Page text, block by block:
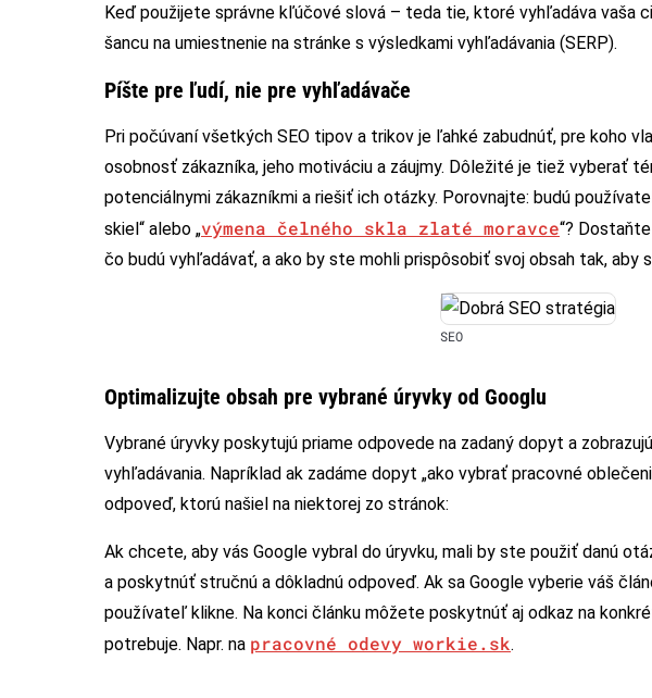
Keď použijete správne kľúčové slová – teda tie, ktoré vyhľadáva vaša
šancu na umiestnenie na stránke s výsledkami vyhľadávania (SERP).
Píšte pre ľudí, nie pre vyhľadávače
Pri počúvaní všetkých SEO tipov a trikov je ľahké zabudnúť, pre koho
osobnosť zákazníka, jeho motiváciu a záujmy. Dôležité je tiež vyberať
potenciálnymi zákazníkmi a riešiť ich otázky. Porovnajte: budú
skiel“ alebo „výmena čelného skla zlaté moravce“?
čo budú vyhľadávať, a ako by ste mohli prispôsobiť svoj obsah tak, aby
SEO
Optimalizujte obsah pre vybrané úryvky od Googlu
Vybrané úryvky poskytujú priame odpovede na zadaný dopyt a
vyhľadávania. Napríklad ak zadáme dopyt „ako vybrať pracovné
odpoveď, ktorú našiel na niektorej zo stránok:
Ak chcete, aby vás Google vybral do úryvku, mali by ste použiť danú
a poskytnúť stručnú a dôkladnú odpoveď. Ak sa Google vyberie váš
používateľ klikne. Na konci článku môžete poskytnúť aj odkaz na
potrebuje. Napr. na pracovné odevy workie.sk.